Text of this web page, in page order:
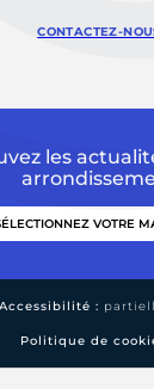
CONTACTEZ-
les
Accessibilité :
Politique de